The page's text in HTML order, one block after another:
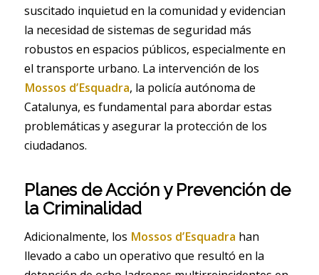
suscitado inquietud en la comunidad y evidencian
la necesidad de sistemas de seguridad más
robustos en espacios públicos, especialmente en
el transporte urbano. La intervención de los
Mossos d’Esquadra, la policía autónoma de
Catalunya, es fundamental para abordar estas
problemáticas y asegurar la protección de los
ciudadanos.
Planes de Acción y Prevención de
la Criminalidad
Adicionalmente, los Mossos d’Esquadra han
llevado a cabo un operativo que resultó en la